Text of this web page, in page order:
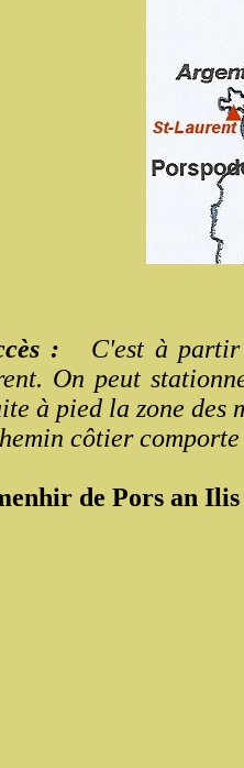
:
C'est à partir
On peut
à pied la zone des
côtier
de Pors an Ilis